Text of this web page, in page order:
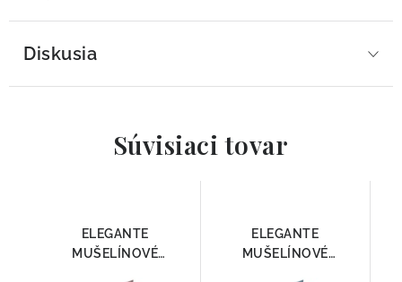
Diskusia
Súvisiaci tovar
ELEGANTE
MUŠELÍNOVÉ
ELEGANTE
MUŠELÍNOVÉ